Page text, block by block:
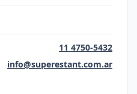
11 4750-5432
info@superestant.com.ar